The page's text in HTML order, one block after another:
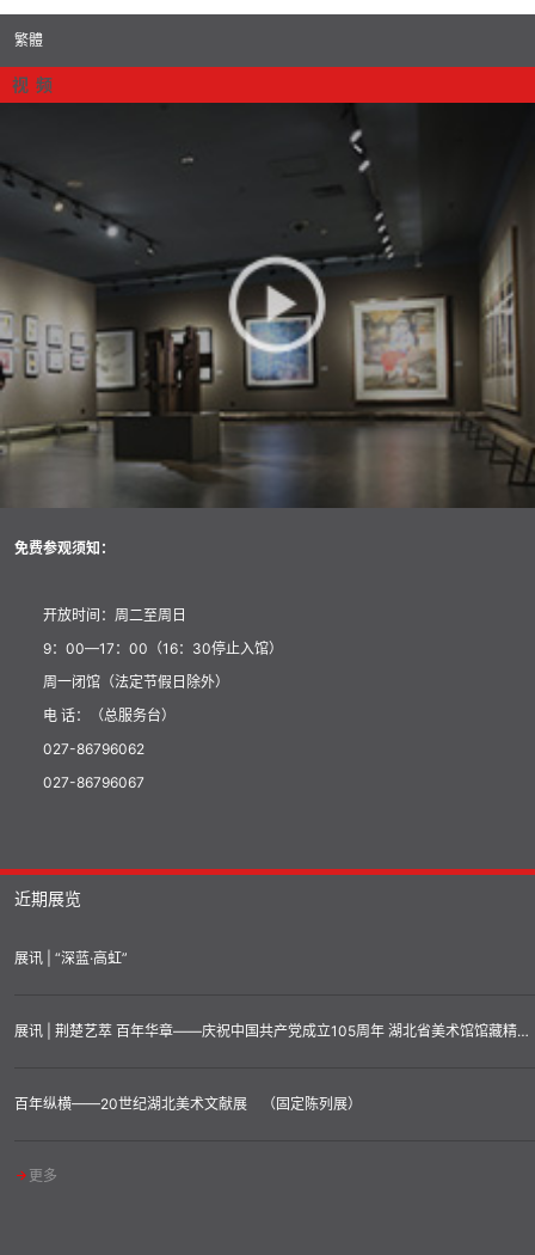
繁體
视 频
免费参观须知：
开放时间：周二至周日
9：00—17：00（16：30停止入馆）
周一闭馆（法定节假日除外）
电 话：（总服务台）
027-86796062
027-86796067
近期展览
展讯 | “深蓝·高虹”
展讯 | 荆楚艺萃 百年华章——庆祝中国共产党成立105周年 湖北省美术馆馆藏精品汇展
百年纵横——20世纪湖北美术文献展 （固定陈列展）
更多